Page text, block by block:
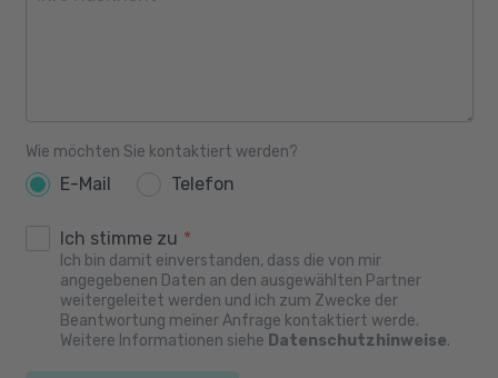
Wie möchten Sie kontaktiert werden?
E-Mail Telefon
Ich stimme zu *
Ich bin damit einverstanden, dass die von mir
angegebenen Daten an den ausgewählten Partner
weitergeleitet werden und ich zum Zwecke der
Beantwortung meiner Anfrage kontaktiert werde.
Weitere Informationen siehe Datenschutzhinweise.